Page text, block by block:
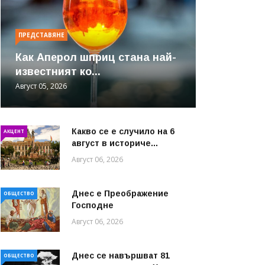
ПРЕДСТАВЯНЕ
Как Аперол шприц стана най-
известният ко...
Август 05, 2026
АКЦЕНТ
Какво се е случило на 6
август в историче...
Август 06, 2026
ОБЩЕСТВО
Днес е Преображение
Господне
Август 06, 2026
ОБЩЕСТВО
Днес се навършват 81